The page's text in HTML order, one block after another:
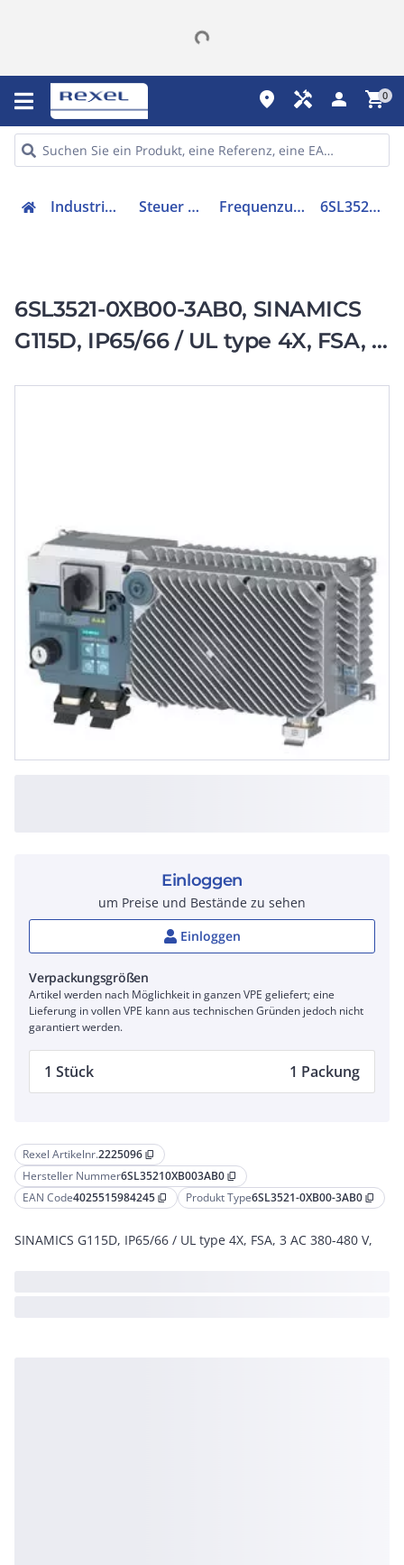
place handyman person shopping_cart0
Industriekomponenten Steuer & Regelgeräte Frequenzumrichter =< 1 kV 6SL35210XB003AB0
6SL3521-0XB00-3AB0, SINAMICS
G115D, IP65/66 / UL type 4X, FSA, 3
Rexel Artikelnr.2225096 content_copy
Hersteller Nummer6SL35210XB003AB0 content_copy
EAN Code4025515984245 content_copy Produkt Type6SL3521-0XB00-3AB0 content_copy
SINAMICS G115D, IP65/66 / UL type 4X, FSA, 3 AC 380-480 V,
Einloggen
um Preise und Bestände zu sehen
Einloggen
Verpackungsgrößen
Artikel werden nach Möglichkeit in ganzen VPE geliefert; eine
Lieferung in vollen VPE kann aus technischen Gründen jedoch nicht
garantiert werden.
1 Stück 1 Packung